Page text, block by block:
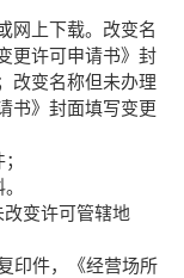
网上下载。改变名
更许可申请书》封
改变名称但未办理
书》封面填写变更
变许可管辖地
印件，《经营场所